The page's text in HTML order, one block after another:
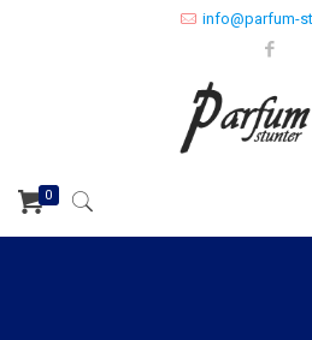
info@parfum-
0